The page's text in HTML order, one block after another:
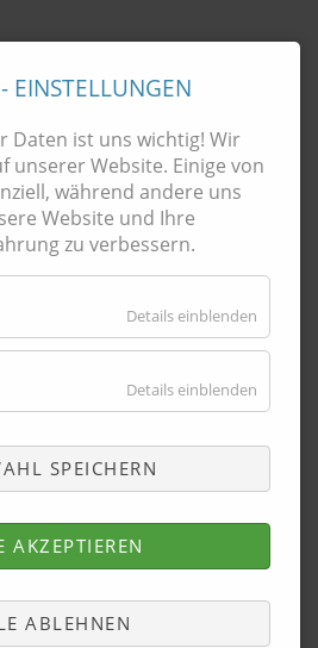
Kronberg:
EINSTELLUNGEN
Daten ist uns wichtig! Wir
unserer Website. Einige von
während andere uns
Website und Ihre
zu verbessern.
Details einblenden
Details einblenden
SPEICHERN
AKZEPTIEREN
ABLEHNEN